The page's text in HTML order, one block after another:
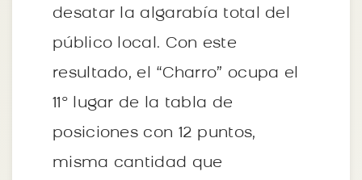
desatar la algarabía total del
público local. Con este
resultado, el “Charro” ocupa el
11° lugar de la tabla de
posiciones con 12 puntos,
misma cantidad que